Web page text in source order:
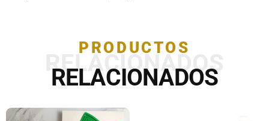
PRODUCTOS
RELACIONADOS
RELACIONADOS